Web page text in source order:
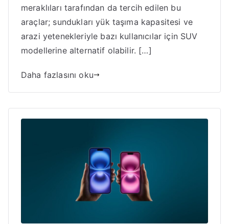
meraklıları tarafından da tercih edilen bu
araçlar; sundukları yük taşıma kapasitesi ve
arazi yetenekleriyle bazı kullanıcılar için SUV
modellerine alternatif olabilir. […]
Daha fazlasını oku